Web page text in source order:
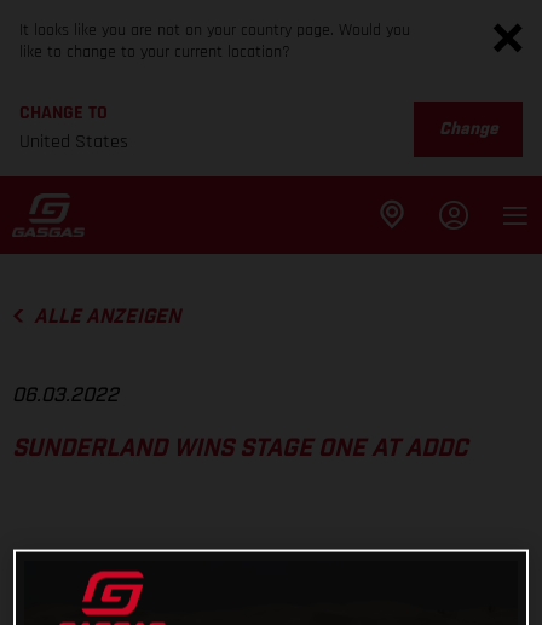
It looks like you are not on your country page. Would you
like to change to your current location?
CHANGE TO
United States
Change
ALLE ANZEIGEN
06.03.2022
SUNDERLAND WINS STAGE ONE AT ADDC